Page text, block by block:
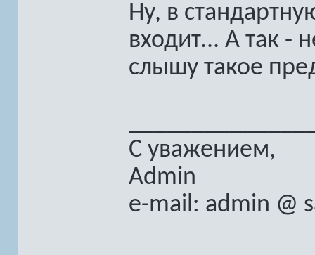
Ну, в
входит... А так -
слышу такое
С уважением,
Admin
e-mail: admin @